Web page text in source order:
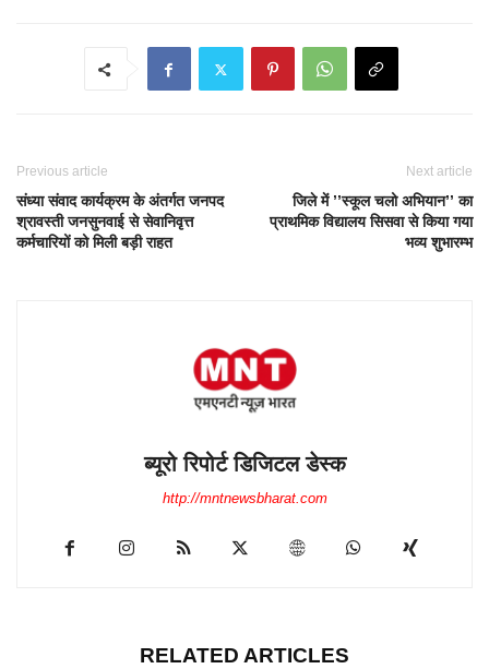
Previous article
संध्या संवाद कार्यक्रम के अंतर्गत जनपद
श्रावस्ती जनसुनवाई से सेवानिवृत्त
कर्मचारियों को मिली बड़ी राहत
Next article
जिले में ’’स्कूल चलो अभियान’’ का
प्राथमिक विद्यालय सिसवा से किया गया
भव्य शुभारम्भ
ब्यूरो रिपोर्ट डिजिटल डेस्क
http://mntnewsbharat.com
RELATED ARTICLES